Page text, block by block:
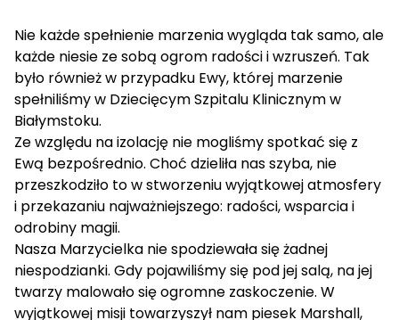
Nie każde spełnienie marzenia wygląda tak samo, ale
każde niesie ze sobą ogrom radości i wzruszeń. Tak
było również w przypadku Ewy, której marzenie
spełniliśmy w Dziecięcym Szpitalu Klinicznym w
Białymstoku.
Ze względu na izolację nie mogliśmy spotkać się z
Ewą bezpośrednio. Choć dzieliła nas szyba, nie
przeszkodziło to w stworzeniu wyjątkowej atmosfery
i przekazaniu najważniejszego: radości, wsparcia i
odrobiny magii.
Nasza Marzycielka nie spodziewała się żadnej
niespodzianki. Gdy pojawiliśmy się pod jej salą, na jej
twarzy malowało się ogromne zaskoczenie. W
wyjątkowej misji towarzyszył nam piesek Marshall,